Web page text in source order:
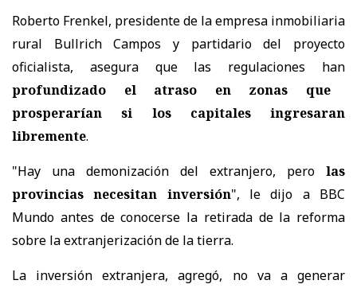
Roberto Frenkel, presidente de la empresa inmobiliaria
rural Bullrich Campos y partidario del proyecto
oficialista, asegura que las regulaciones han
profundizado el atraso en zonas que
prosperarían si los capitales ingresaran
libremente.
"Hay una demonización del extranjero, pero las
provincias necesitan inversión", le dijo a BBC
Mundo antes de conocerse la retirada de la reforma
sobre la extranjerización de la tierra.
La inversión extranjera, agregó, no va a generar